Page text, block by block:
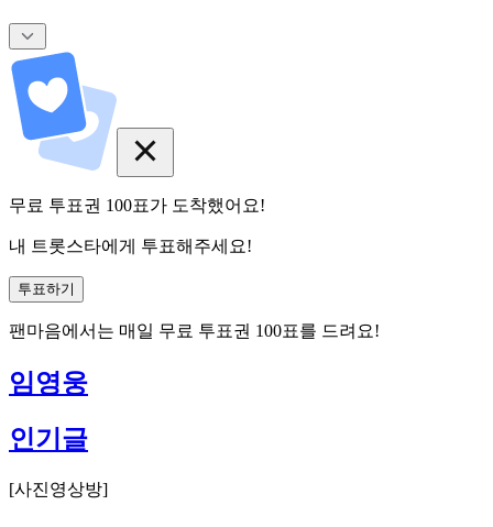
무료 투표권 100표가 도착했어요!
내 트롯스타에게 투표해주세요!
투표하기
팬마음에서는 매일 무료 투표권 100표를 드려요!
임영웅
인기글
[사진영상방]